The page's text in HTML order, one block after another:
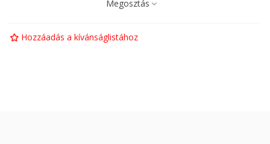
Megosztás
Hozzáadás a kívánságlistához